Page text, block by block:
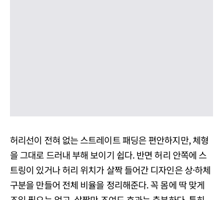
허리선이 전혀 없는 스트레이트 패딩은 편안하지만, 체형
을 그대로 드러내 부해 보이기 쉽다. 반면 허리 안쪽에 스
트링이 있거나 허리 위치가 살짝 들어간 디자인은 상·하체
구분을 만들어 전체 비율을 정리해준다. 꼭 몸에 딱 맞게